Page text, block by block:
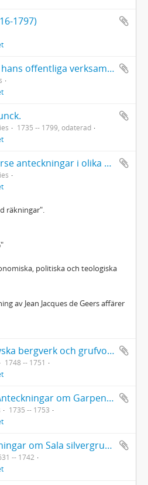
1797)
Handlingar rörande hans offentliga verksamhet: Anteckningar om bergmästareförrättningar i Södermanland, Östergötland och Småland
1735 -- 1799, odaterad
"Alexandriana". Diverse anteckningar i olika ämnen. Tom 1-2. 2 band
räkningar".
politiska och teologiska
av Jean Jacques de Geers affärer
"Annotationer om tyska bergverk och grufvor".
1748 -- 1751
"Garpenbergiana". Anteckningar om Garpenbergs kopparverk.
1735 -- 1753
"Salberget". [Anteckningar om Sala silvergruva 1740].
-- 1742